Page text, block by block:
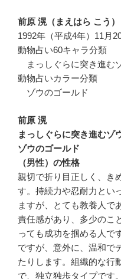
前原 滉（まえはら こう）
1992年（平成4年）11月
動物占い60キャラ分類
まっしぐらに突き進む
動物占いカラー分類
ゾウのゴールド
前原 滉
まっしぐらに突き進むゾ
ゾウのゴールド
（男性）の性格
親切で折り目正しく、き
す。持続力や忍耐力とい
ますが、とても教養人で
責任感があり、多少のこ
っても成功を掴める人で
ですが、意外に、温和で
たりします。組織的な行
で、独立独歩タイプです